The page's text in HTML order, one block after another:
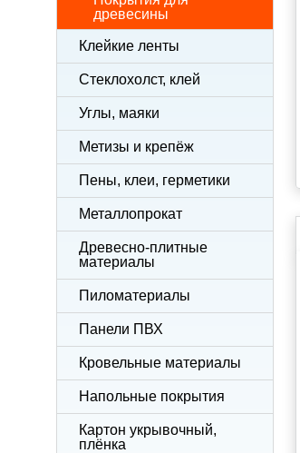
древесины
Клейкие ленты
Стеклохолст, клей
Углы, маяки
Метизы и крепёж
Пены, клеи, герметики
Металлопрокат
Древесно-плитные
материалы
Пиломатериалы
Панели ПВХ
Кровельные материалы
Напольные покрытия
Картон укрывочный,
плёнка